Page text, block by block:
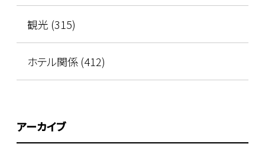
観光 (315)
ホテル関係 (412)
アーカイブ